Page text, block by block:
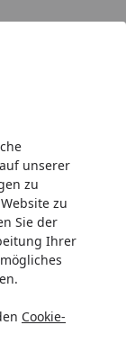
unserer
zu
zu
Sie der
Ihrer
Cookie-